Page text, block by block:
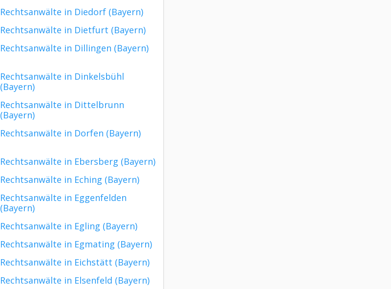
Rechtsanwälte in Diedorf (Bayern)
Rechtsanwälte in Dietfurt (Bayern)
Rechtsanwälte in Dillingen (Bayern)
Rechtsanwälte in Dinkelsbühl
(Bayern)
Rechtsanwälte in Dittelbrunn
(Bayern)
Rechtsanwälte in Dorfen (Bayern)
Rechtsanwälte in Ebersberg (Bayern)
Rechtsanwälte in Eching (Bayern)
Rechtsanwälte in Eggenfelden
(Bayern)
Rechtsanwälte in Egling (Bayern)
Rechtsanwälte in Egmating (Bayern)
Rechtsanwälte in Eichstätt (Bayern)
Rechtsanwälte in Elsenfeld (Bayern)